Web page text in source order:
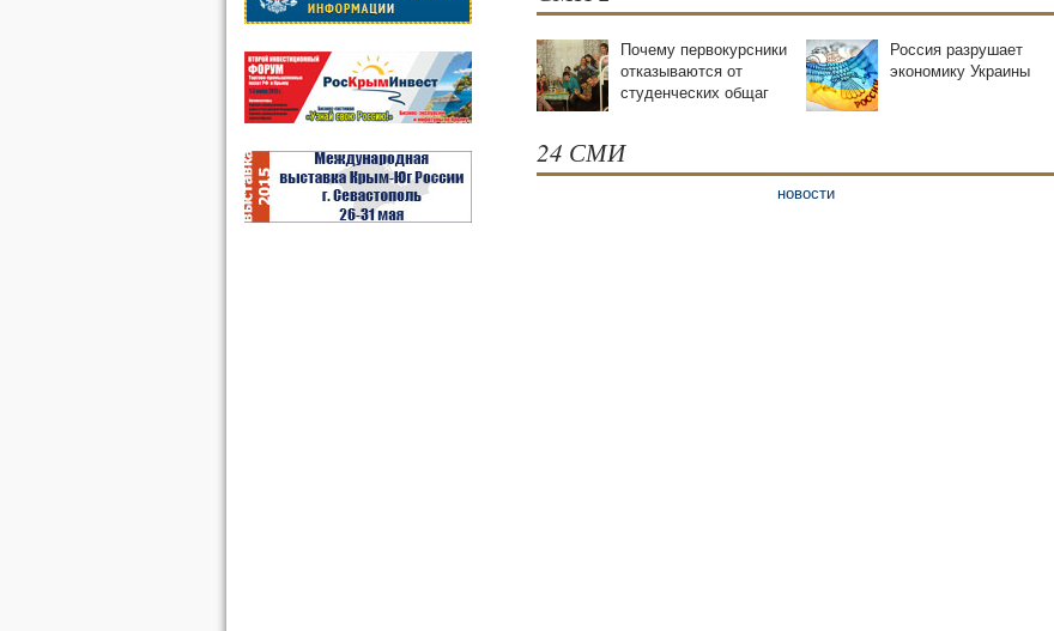
Почему первокурсники
отказываются от
студенческих oбщаг
Россия разрушает
экономику Украины
24 СМИ
новости